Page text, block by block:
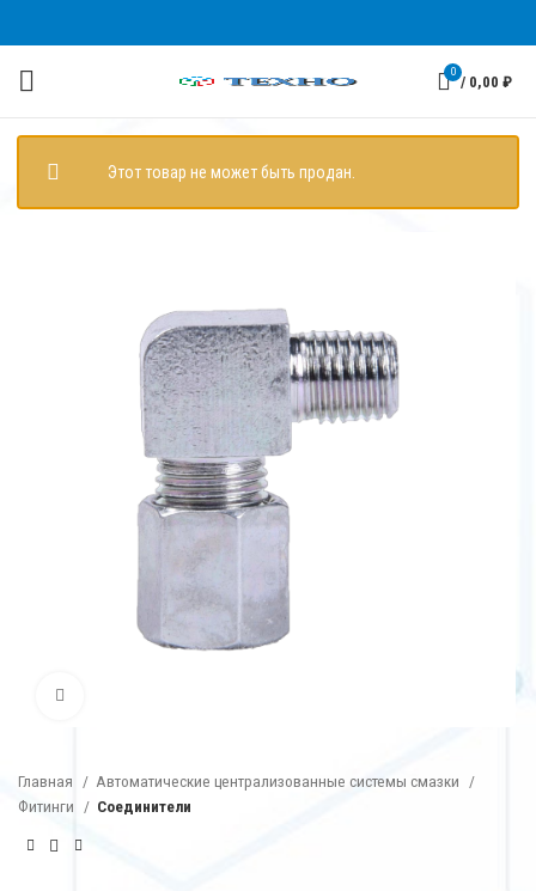
0
/ 0,00 ₽
Этот товар не может быть продан.
Главная
Автоматические централизованные системы смазки
Фитинги
Соединители